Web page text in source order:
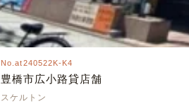
No.at240522K-K4
豊橋市広小路貸店舗
スケルトン